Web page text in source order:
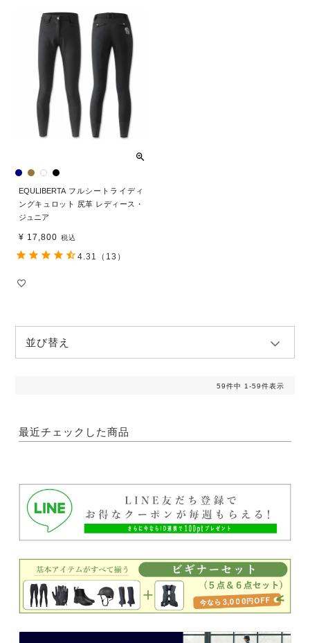
EQULIBERTA フルシートライディ
ングキュロット 尻革 レディース・
ジュニア
¥ 17,800 税込
4.31 （13）
並び替え
59件中 1 -59件表示
最近チェックした商品